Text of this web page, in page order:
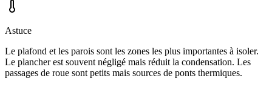
Astuce
Le plafond et les parois sont les zones les plus importantes à isoler.
Le plancher est souvent négligé mais réduit la condensation. Les
passages de roue sont petits mais sources de ponts thermiques.